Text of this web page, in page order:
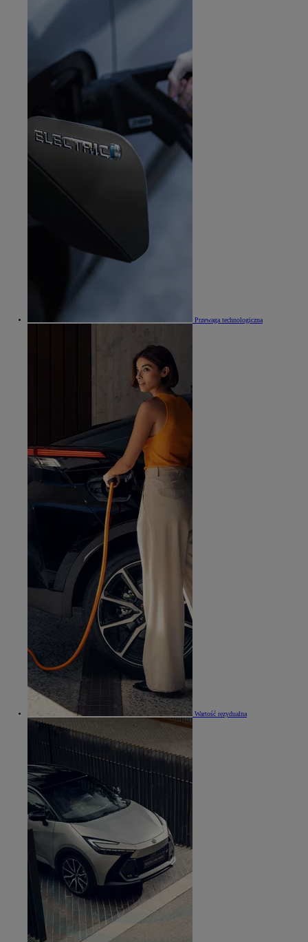
Przewaga technologiczna
Wartość rezydualna